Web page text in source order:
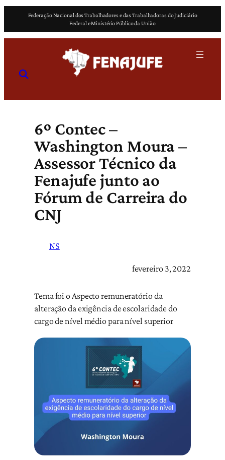
o
Federação Nacional dos Trabalhadores e das Trabalhadoras do Judiciário
Federal e Ministério Público da União
6º Contec –
Washington Moura –
Assessor Técnico da
Fenajufe junto ao
Fórum de Carreira do
CNJ
NS
fevereiro 3, 2022
Tema foi o Aspecto remuneratório da
alteração da exigência de escolaridade do
cargo de nível médio para nível superior